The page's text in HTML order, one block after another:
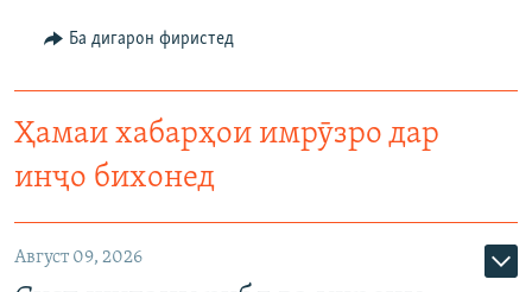
Ба дигарон фиристед
Ҳамаи хабарҳои имрӯзро дар
инҷо бихонед
Август 09, 2026